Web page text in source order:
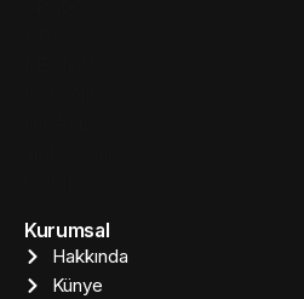
Kurumsal
Hakkında
Künye